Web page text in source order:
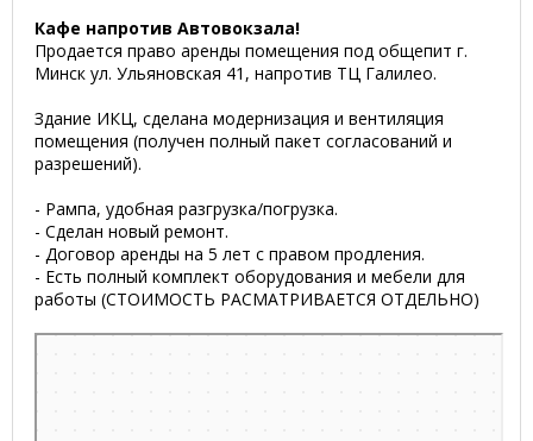
Кафе напротив Автовокзала!
Продается право аренды помещения под общепит г.
Минск ул. Ульяновская 41, напротив ТЦ Галилео.
Здание ИКЦ, сделана модернизация и вентиляция
помещения (получен полный пакет согласований и
разрешений).
- Рампа, удобная разгрузка/погрузка.
- Сделан новый ремонт.
- Договор аренды на 5 лет с правом продления.
- Есть полный комплект оборудования и мебели для
работы (СТОИМОСТЬ РАСМАТРИВАЕТСЯ ОТДЕЛЬНО)